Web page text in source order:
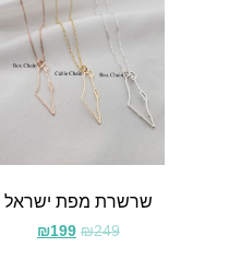
שרשרת מפת ישראל
₪249
₪199